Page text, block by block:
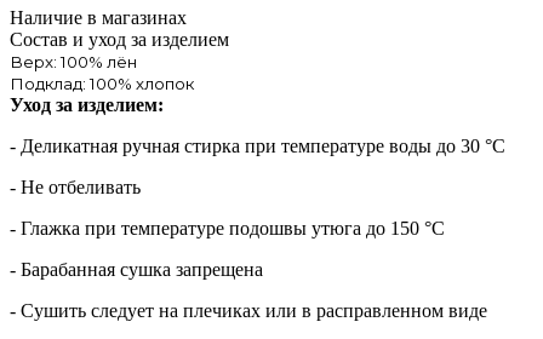
Наличие в магазинах
Состав и уход за изделием
Верх: 100% лён
Подклад: 100% хлопок
Уход за изделием:
- Деликатная ручная стирка при температуре воды до 30 °C
- Не отбеливать
- Глажка при температуре подошвы утюга до 150 °C
- Барабанная сушка запрещена
- Сушить следует на плечиках или в расправленном виде